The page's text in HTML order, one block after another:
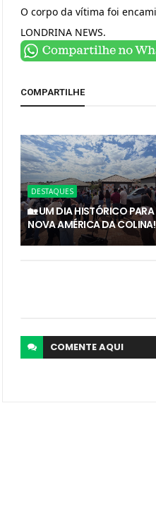
O corpo da vítima foi
LONDRINA NEWS.
COMPARTILHE
DESTAQUES
🏡 UM DIA HISTÓRICO PARA
NOVA AMÉRICA DA COLINA!
COMENTEAQUI